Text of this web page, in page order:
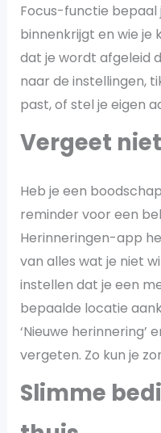
Focus-functie bepaal
binnenkrijgt en wie je
dat je wordt afgeleid
naar de instellingen,
past, of stel je eigen
Vergeet
Heb je een
reminder voor een
Herinneringen-app
van alles wat je niet
instellen dat je een
bepaalde locatie
‘Nieuwe herinnering’
vergeten. Zo kun je
Slimme